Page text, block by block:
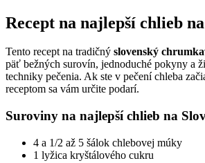
Recept na najlepší chlieb
Tento recept na tradičný slovenský
päť bežných surovín, jednoduché pokyny a
techniky pečenia. Ak ste v pečení chleba
receptom sa vám určite podarí.
Suroviny na najlepší chlieb na
4 a 1/2 až 5 šálok chlebovej múky
1 lyžica kryštálového cukru